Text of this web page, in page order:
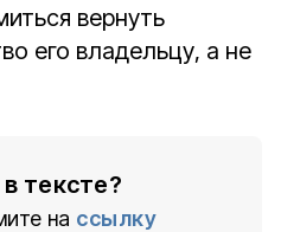
вернуть
его владельцу, а не
тексте?
на ссылку